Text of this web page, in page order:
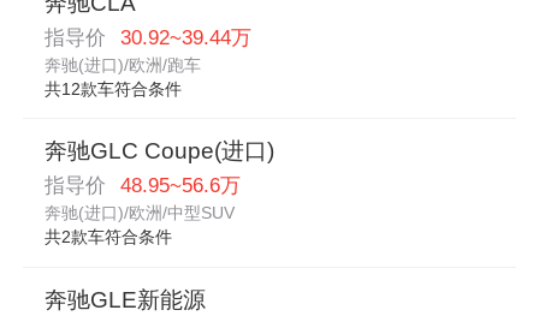
指导价 30.92~39.44万
奔驰(进口)/欧洲/跑车
共12款车符合条件
奔驰GLC Coupe(进口)
指导价 48.95~56.6万
奔驰(进口)/欧洲/中型SUV
共2款车符合条件
奔驰GLE新能源